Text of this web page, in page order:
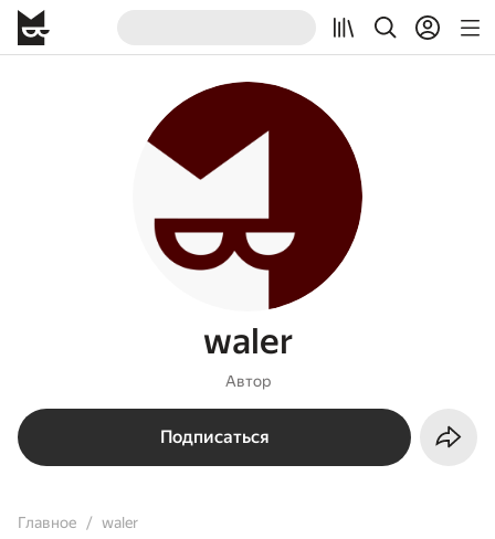
waler
Автор
Подписаться
Главное waler